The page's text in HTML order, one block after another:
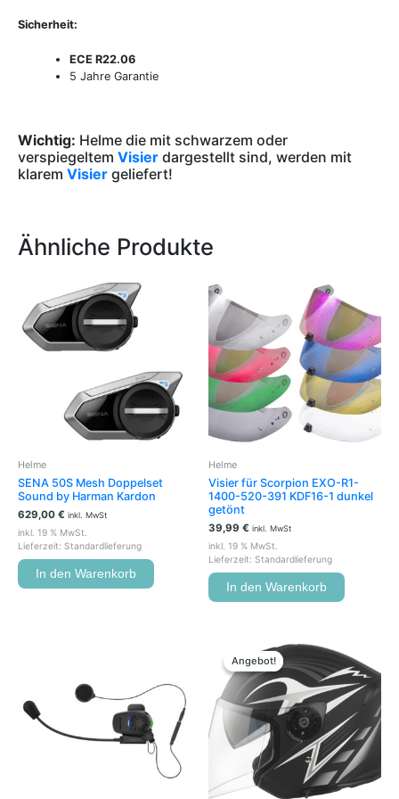
Sicherheit:
ECE R22.06
5 Jahre Garantie
Wichtig: Helme die mit schwarzem oder
verspiegeltem Visier dargestellt sind, werden mit
klarem Visier geliefert!
Ähnliche Produkte
Helme
SENA 50S Mesh Doppelset
Sound by Harman Kardon
629,00 € inkl. MwSt
inkl. 19 % MwSt.
Lieferzeit: Standardlieferung
In den Warenkorb
Helme
Visier für Scorpion EXO-R1-
1400-520-391 KDF16-1 dunkel
getönt
39,99 € inkl. MwSt
inkl. 19 % MwSt.
Lieferzeit: Standardlieferung
In den Warenkorb
Angebot!
Angebot!
Ursprünglicher
Preis
war:
99,95 €
Aktueller
ist:
75,00 €.
Produkt
weist
mehrere
auf.
Die
können